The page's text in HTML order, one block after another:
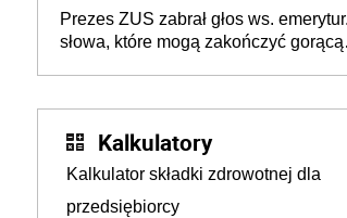
2027 r.
Prezes ZUS zabrał głos ws.
słowa, które mogą zakończyć gorącą
Kalkulatory
Kalkulator składki zdrowotnej dla
przedsiębiorcy